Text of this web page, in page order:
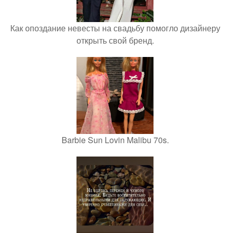
Как опоздание невесты на свадьбу помогло дизайнеру
открыть свой бренд.
Barbie Sun Lovin Malibu 70s.